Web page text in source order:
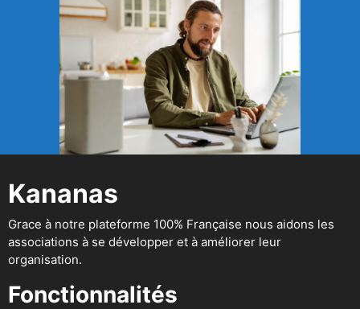
Kananas
Grace à notre plateforme 100% Française nous aidons les
associations à se développer et à améliorer leur
organisation.
Fonctionnalités